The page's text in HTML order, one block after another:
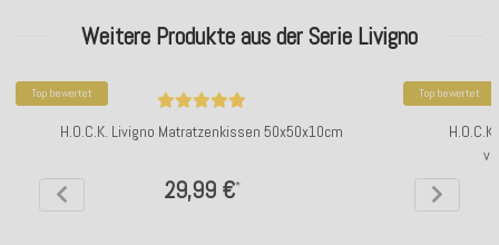
Weitere Produkte aus der Serie Livigno
Top bewertet
H.O.C.K. Livigno Matratzenkissen 50x50x10cm
29,99 €*
Top bewertet